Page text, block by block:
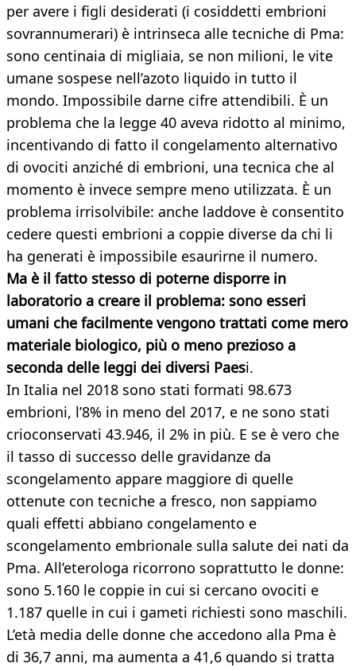
per avere i figli desiderati (i cosiddetti embrioni
sovrannumerari) è intrinseca alle tecniche di Pma:
sono centinaia di migliaia, se non milioni, le vite
umane sospese nell’azoto liquido in tutto il
mondo. Impossibile darne cifre attendibili. È un
problema che la legge 40 aveva ridotto al minimo,
incentivando di fatto il congelamento alternativo
di ovociti anziché di embrioni, una tecnica che al
momento è invece sempre meno utilizzata. È un
problema irrisolvibile: anche laddove è consentito
cedere questi embrioni a coppie diverse da chi li
ha generati è impossibile esaurirne il numero.
Ma è il fatto stesso di poterne disporre in
laboratorio a creare il problema: sono esseri
umani che facilmente vengono trattati come mero
materiale biologico, più o meno prezioso a
seconda delle leggi dei diversi Paesi.
In Italia nel 2018 sono stati formati 98.673
embrioni, l’8% in meno del 2017, e ne sono stati
crioconservati 43.946, il 2% in più. E se è vero che
il tasso di successo delle gravidanze da
scongelamento appare maggiore di quelle
ottenute con tecniche a fresco, non sappiamo
quali effetti abbiano congelamento e
scongelamento embrionale sulla salute dei nati da
Pma. All’eterologa ricorrono soprattutto le donne:
sono 5.160 le coppie in cui si cercano ovociti e
1.187 quelle in cui i gameti richiesti sono maschili.
L’età media delle donne che accedono alla Pma è
di 36,7 anni, ma aumenta a 41,6 quando si tratta